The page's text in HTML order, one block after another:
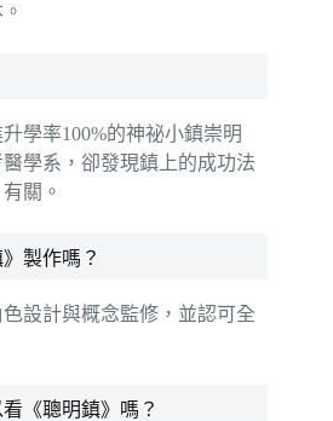
學率100%的神祕小鎮崇明
學系，卻發現鎮上的成功法
關。
製作嗎？
設計與概念監修，並認可全
《聰明鎮》嗎？